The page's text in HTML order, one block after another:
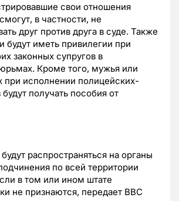
свои отношения
в частности, не
друг против друга в суде. Также
будут иметь привилегии при
законных супругов в
Кроме того, мужья или
исполнении полицейских-
получать пособия от
распространяться на органы
по всей территории
в том или ином штате
не признаются, передает BBC